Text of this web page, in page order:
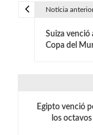
Noticia
Suiza venció
Copa del
Egipto venció
los